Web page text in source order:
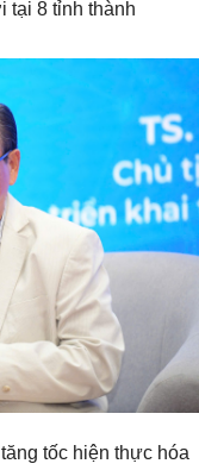
tại 8 tỉnh thành
tốc hiện thực hóa